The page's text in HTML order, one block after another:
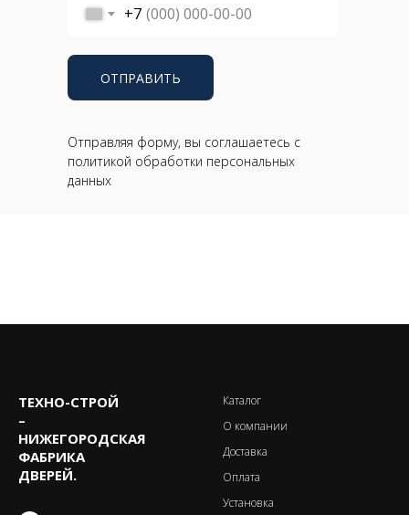
+7
ОТПРАВИТЬ
Отправляя форму, вы соглашаетесь с
политикой обработки персональных
данных
ТЕХНО-CТРОЙ
–
НИЖЕГОРОДСКАЯ
ФАБРИКА
ДВЕРЕЙ.
Каталог
О компании
Доставка
Оплата
Установка